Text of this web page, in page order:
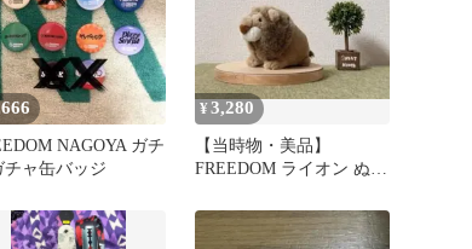
NAGOYA ガチ
チャ缶バッジ
¥3,280
【当時物・美品】
FREEDOM ライオン ぬい
ージ